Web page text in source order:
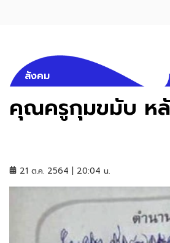
สังคม
คุณครูกุมขมับ หลั
21 ต.ค. 2564 | 20:04 น.